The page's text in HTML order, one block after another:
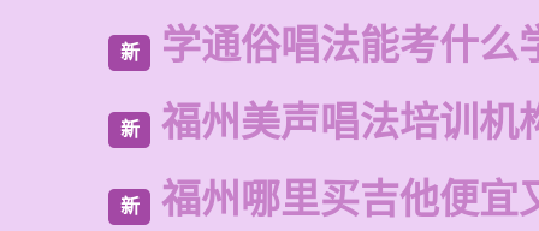
新 学通俗唱法能考什么
新 福州美声唱法培训机
新 福州哪里买吉他便宜